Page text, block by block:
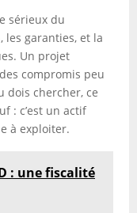
sérieux du
garanties, et la
Un projet
compromis peu
dois chercher, ce
: c’est un actif
à exploiter.
: une fiscalité